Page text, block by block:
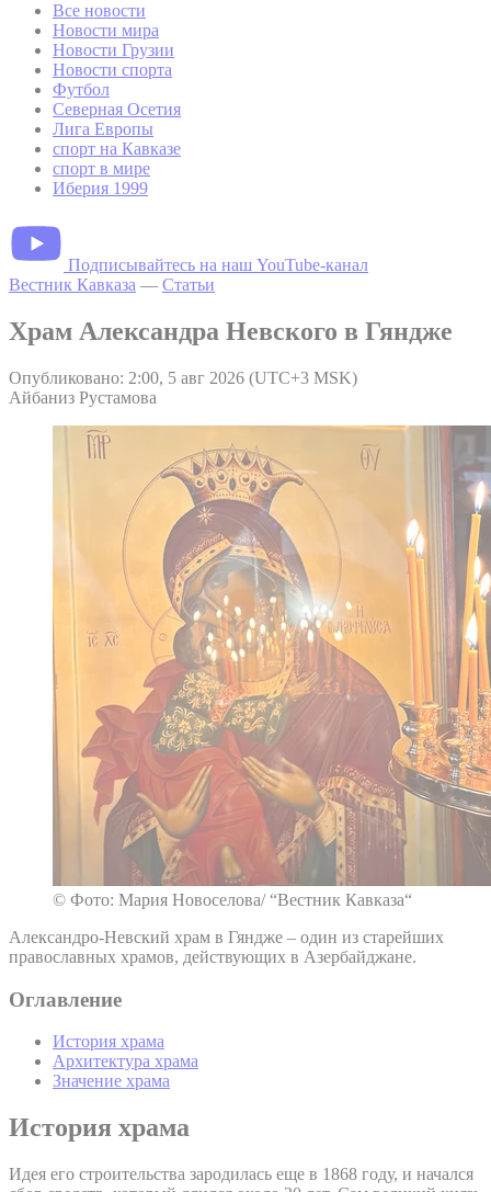
Все новости
Новости мира
Новости Грузии
Новости спорта
Футбол
Северная Осетия
Лига Европы
спорт на Кавказе
спорт в мире
Иберия 1999
Подписывайтесь на наш YouTube-канал
Вестник Кавказа — Статьи
Храм Александра Невского в Гяндже
Опубликовано: 2:00, 5 авг 2026 (UTC+3 MSK)
Айбаниз Рустамова
© Фото: Мария Новоселова/ “Вестник Кавказа“
Александро-Невский храм в Гяндже – один из старейших
православных храмов, действующих в Азербайджане.
Оглавление
История храма
Архитектура храма
Значение храма
История храма
Идея его строительства зародилась еще в 1868 году, и начался